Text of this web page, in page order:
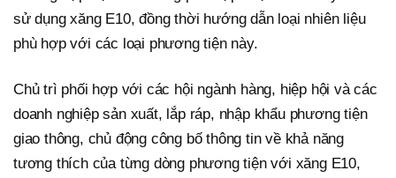
sử dụng xăng E10, đồng thời hướng dẫn loại nhiên liệu
phù hợp với các loại phương tiện này.
Chủ trì phối hợp với các hội ngành hàng, hiệp hội và các
doanh nghiệp sản xuất, lắp ráp, nhập khẩu phương tiện
giao thông, chủ động công bố thông tin về khả năng
tương thích của từng dòng phương tiện với xăng E10,